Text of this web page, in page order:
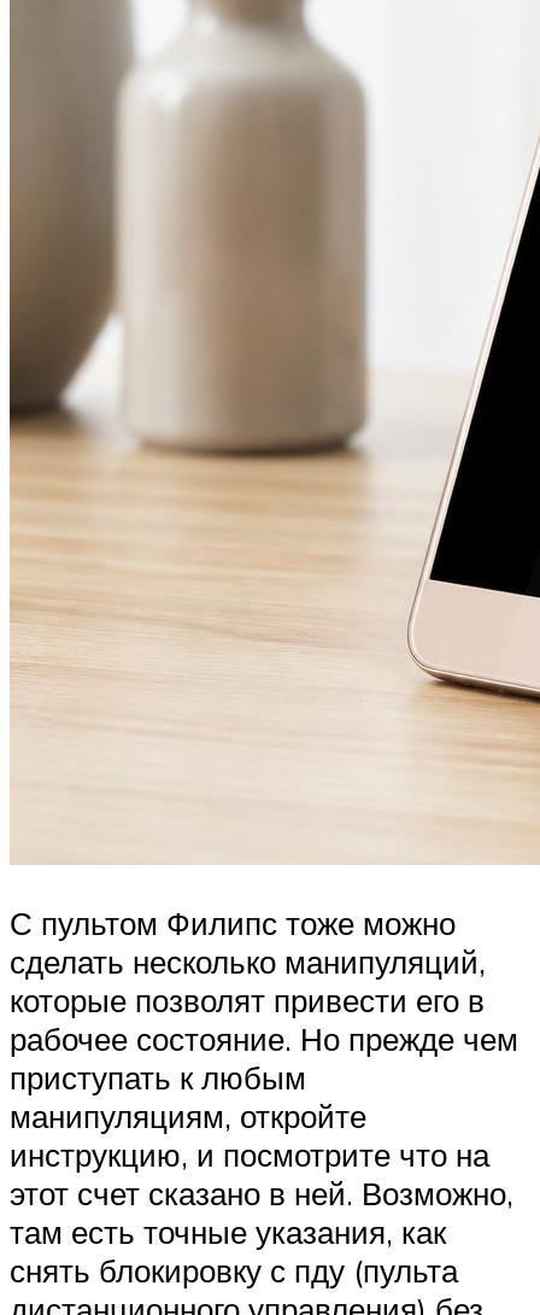
С пультом Филипс тоже можно
сделать несколько манипуляций,
которые позволят привести его в
рабочее состояние. Но прежде чем
приступать к любым
манипуляциям, откройте
инструкцию, и посмотрите что на
этот счет сказано в ней. Возможно,
там есть точные указания, как
снять блокировку с пду (пульта